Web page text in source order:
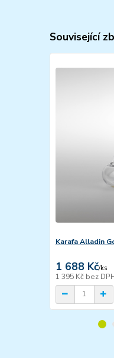
Související
Karafa Alladin
1 688 Kč/ks
1 395 Kč bez